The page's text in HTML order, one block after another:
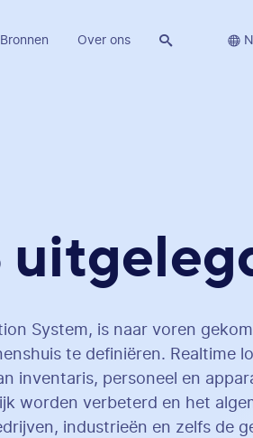
Bronnen Over ons  
System, is naar voren
te definiëren. Realtime
inventaris, personeel en
worden verbeterd en het
industrieën en zelfs de